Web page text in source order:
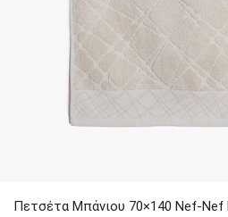
Πετσέτα Μπάνιου 70×140 Nef-Nef